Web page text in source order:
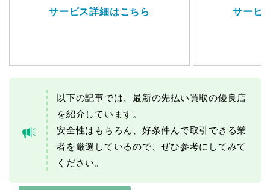
サービス詳細はこちら サービ
以下の記事では、最新の先払い買取の優良店
を紹介しています。
安全性はもちろん、好条件んで取引できる業
者を厳選しているので、ぜひ参考にしてみて
ください。